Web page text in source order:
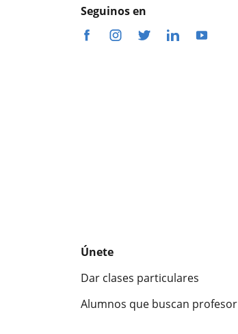
Seguinos en
Únete
Dar clases particulares
Alumnos que buscan profesor